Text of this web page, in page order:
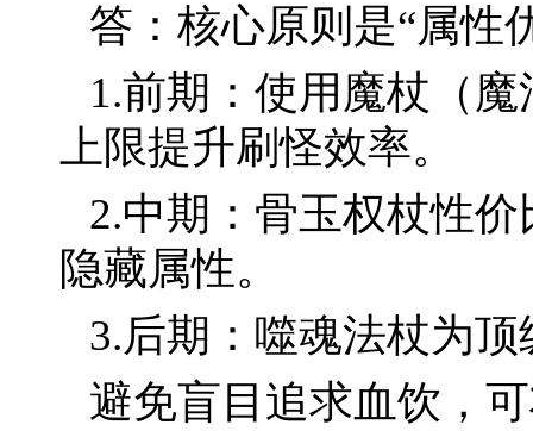
答：核心原则是“属性
1.前期：使用魔杖（
上限提升刷怪效率。
2.中期：骨玉权杖性
隐藏属性。
3.后期：噬魂法杖为
避免盲目追求血饮，